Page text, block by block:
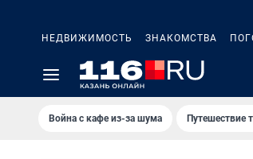
НЕДВИЖИМОСТЬ ЗНАКОМСТВА
Война с кафе из-за шума Путешествие